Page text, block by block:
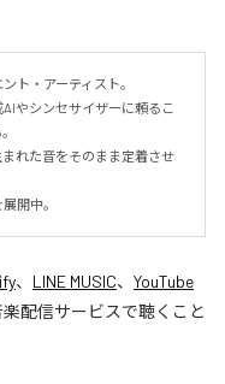
ト・アーティスト。
やシンセサイザーに頼るこ
れた音をそのまま定着させ
開中。
、 LINE MUSIC、 YouTube
配信サービスで聴くこと